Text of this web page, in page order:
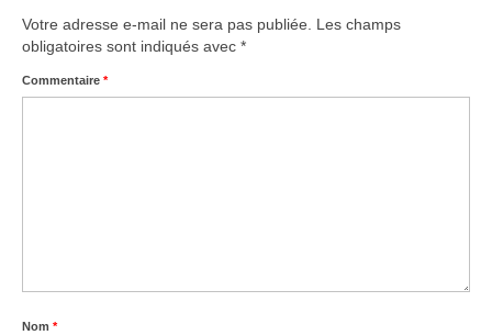
Votre adresse e-mail ne sera pas publiée.
Les champs
obligatoires sont indiqués avec *
Commentaire *
Nom *